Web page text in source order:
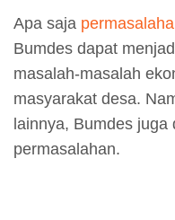
Apa saja
Bumdes dapat
masalah-masalah
masyarakat desa.
lainnya, Bumdes
permasalahan.